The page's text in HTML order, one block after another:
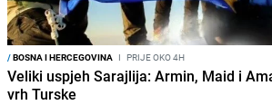
/BOSNA I HERCEGOVINA I PRIJE OKO 4H
Veliki uspjeh Sarajlija: Armin, Maid i
vrh Turske